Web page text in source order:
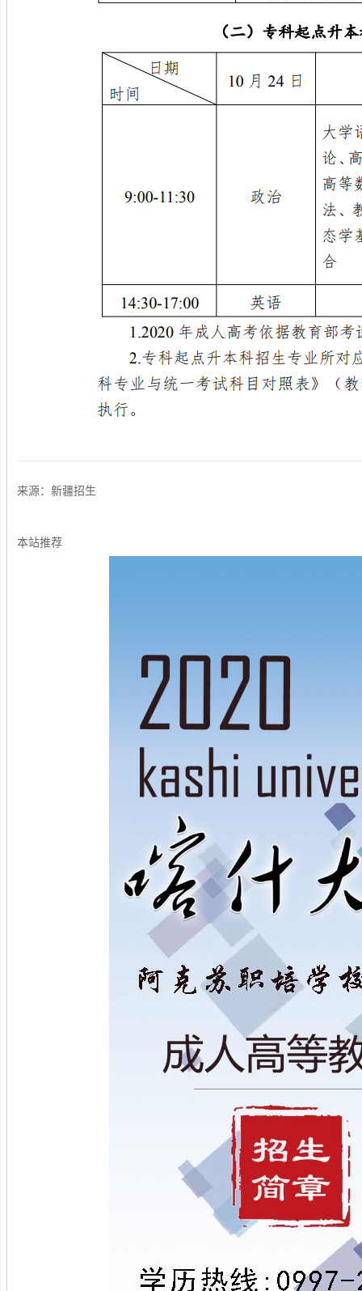
来源：新疆招生
本站推荐